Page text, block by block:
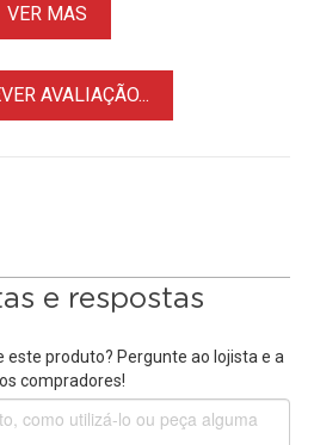
VER MAS
AVALIAÇÃO...
e respostas
este produto? Pergunte ao lojista e a
compradores!